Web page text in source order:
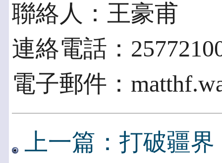
聯絡人：王豪甫
連絡電話：
電子郵件：
上一篇：打破疆